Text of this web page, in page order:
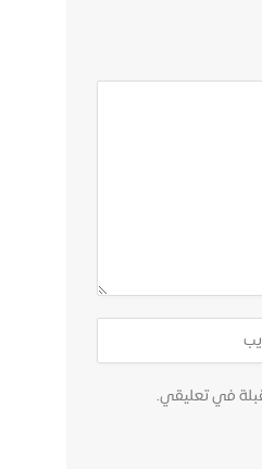
في تعليقي.